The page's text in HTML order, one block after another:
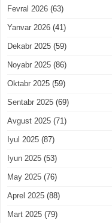
Fevral 2026 (63)
Yanvar 2026 (41)
Dekabr 2025 (59)
Noyabr 2025 (86)
Oktabr 2025 (59)
Sentabr 2025 (69)
Avgust 2025 (71)
Iyul 2025 (87)
Iyun 2025 (53)
May 2025 (76)
Aprel 2025 (88)
Mart 2025 (79)